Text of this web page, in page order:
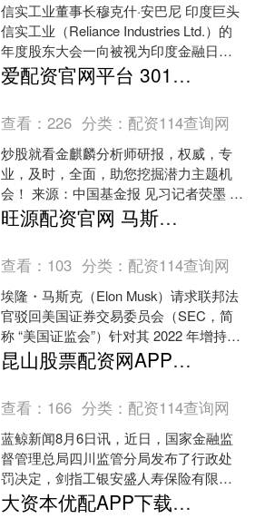
信实工业董事长穆克什·安巴尼 印度巨头
信实工业（Reliance Industries Ltd.）的
年度股东大会一向被视为印度金融日历
上的重磅事件。今年，除了投....爱配资官网平台 301015，净利润腰斩！网红“人工泪液”海露也卖不动了？
查看：226 分类： 配资114查询网
炒股就看金麒麟分析师研报，权威，专
业，及时，全面，助您挖掘潜力主题机
会！ 来源：中国基金报 见习记者荧墨 上
市仅四年，百洋医药（301015.SZ）的稳
健增长底....
旺源配资官网 马斯克寻求驳回美国证监会关于其推特持股披露的诉讼
查看： 103 分类： 配资114查询网
埃隆・马斯克（Elon Musk）请求联邦法
官驳回美国证券交易委员会（SEC，简
称 “美国证监会”）针对其 2022 年增持推
特公司（Twitter Inc．）....
昆山股票配资网APP下载 工银安盛人寿四川分公司被罚45万，责任人共被罚10万
查看： 166 分类： 配资114查询网
蓝鲸新闻8月6日讯，近日，国家金融监
督管理总局四川监管分局发布了行政处
罚决定，剑指工银安盛人寿保险有限公
司四川分公司及其相关责任人。 罚单显
示，工银安盛人寿保险....
大资本优配APP下载 宁夏煤业洗选智能无人装车系统全部通过核验